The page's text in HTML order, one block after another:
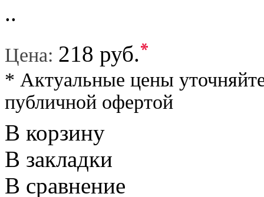
..
Цена: 218 руб.*
* Актуальные цены
публичной офертой
В корзину
В закладки
В сравнение